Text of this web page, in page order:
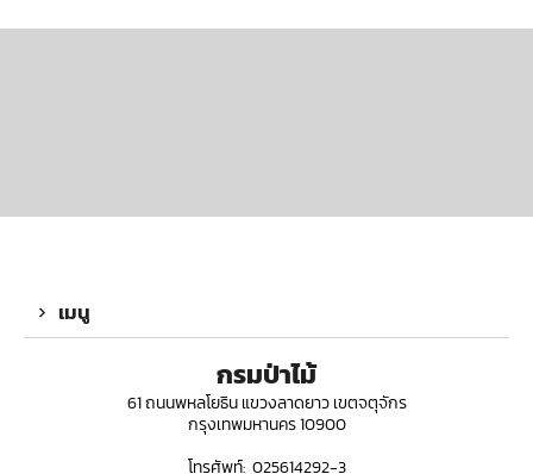
เมนู
กรมป่าไม้
61 ถนนพหลโยธิน แขวงลาดยาว เขตจตุจักร
กรุงเทพมหานคร 10900
โทรศัพท์: 025614292-3